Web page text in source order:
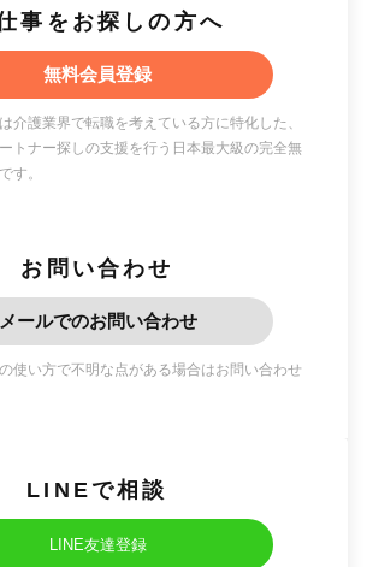
事をお探しの方へ
無料会員登録
介護業界で転職を考えている方に特化した、
トナー探しの支援を行う日本最大級の完全無
す。
お問い合わせ
メールでのお問い合わせ
使い方で不明な点がある場合はお問い合わせ
LINEで相談
LINE友達登録